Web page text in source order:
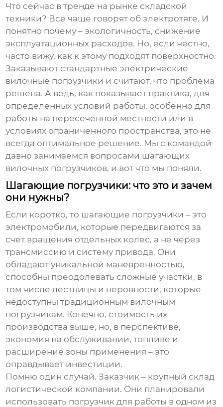
Что сейчас в тренде на рынке складской
техники? Все чаще говорят об электротяге. И
понятно почему – экологичность, снижение
эксплуатационных расходов. Но, если честно,
часто вижу, как к этому подходят поверхностно.
Заказывают стандартные электрические
вилочные погрузчики и считают, что проблема
решена. А ведь, как показывает практика, для
определенных условий работы, особенно для
работы на пересеченной местности или в
условиях ограниченного пространства, это не
всегда оптимальное решение. Мы с командой
давно занимаемся вопросами шагающих
вилочных погрузчиков, и вот что мы поняли.
Шагающие погрузчики: что это и зачем
они нужны?
Если коротко, то шагающие погрузчики – это
электромобили, которые передвигаются за
счет вращения отдельных колес, а не через
трансмиссию и систему привода. Они
обладают уникальной маневренностью,
способны преодолевать сложные участки, в
том числе лестницы и неровности, которые
недоступны традиционным вилочным
погрузчикам. Конечно, стоимость их
производства выше, но, в перспективе,
экономия на обслуживании, топливе и
расширение зоны применения – это
оправдывает инвестиции.
Помню один случай. Заказчик – крупный склад
логистической компании. Они планировали
использовать погрузчик для работы в одном из